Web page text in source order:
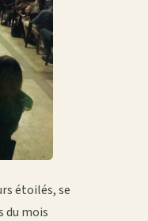
étoilés, se
du mois